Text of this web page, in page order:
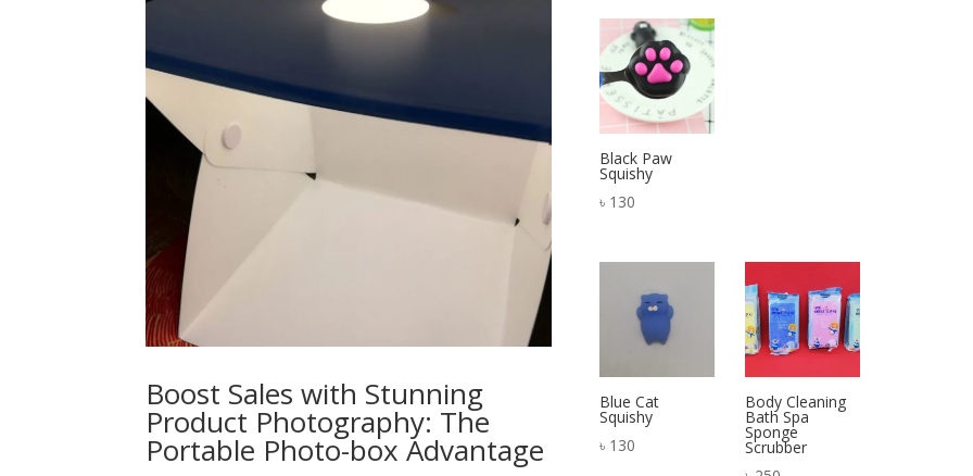
Boost Sales with Stunning
Product Photography: The
Portable Photo-box Advantage
Black Paw
Squishy
৳ 130
Blue Cat
Squishy
৳ 130
Body Cleaning
Bath Spa
Sponge
Scrubber